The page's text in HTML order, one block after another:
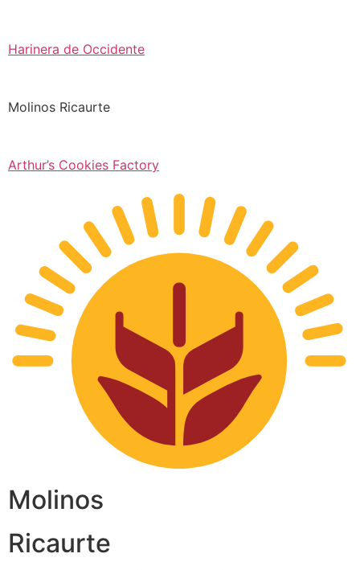
Harinera de Occidente
Molinos Ricaurte
Arthur’s Cookies Factory
Molinos
Ricaurte